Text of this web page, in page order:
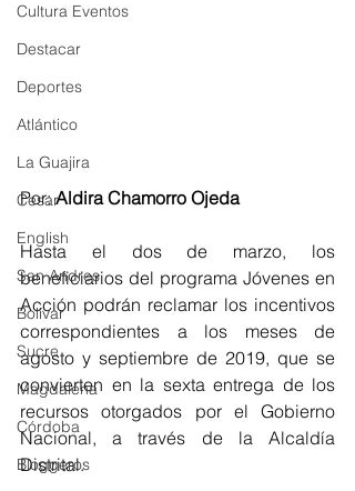
Cultura Eventos
Destacar
Deportes
Atlántico
La Guajira
Cesar
English
San Andres
Bolívar
Sucre
Magdalena
Córdoba
Bloggeros
Por: Aldira Chamorro Ojeda
Hasta el dos de marzo, los
beneficiarios del programa Jóvenes en
Acción podrán reclamar los incentivos
correspondientes a los meses de
agosto y septiembre de 2019, que se
convierten en la sexta entrega de los
recursos otorgados por el Gobierno
Nacional, a través de la Alcaldía
Distrital.